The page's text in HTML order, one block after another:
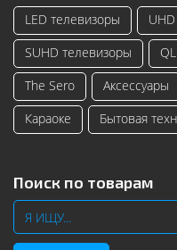
LED телевизоры
SUHD телевизоры
The Sero
Аксессуары
Караоке
Бытовая
Поиск по товарам